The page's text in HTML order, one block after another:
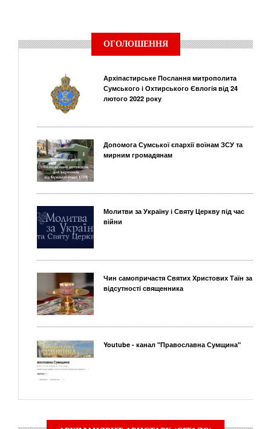
ОГОЛОШЕННЯ
Архіпастирське Послання митрополита
Сумського і Охтирського Євлогія від 24
лютого 2022 року
Допомога Сумської єпархії воїнам ЗСУ та
мирним громадянам
Молитви за Україну і Святу Церкву під час
війни
Чин самопричастя Святих Христових Таїн за
відсутності священника
Youtube - канал "Православна Сумщина"